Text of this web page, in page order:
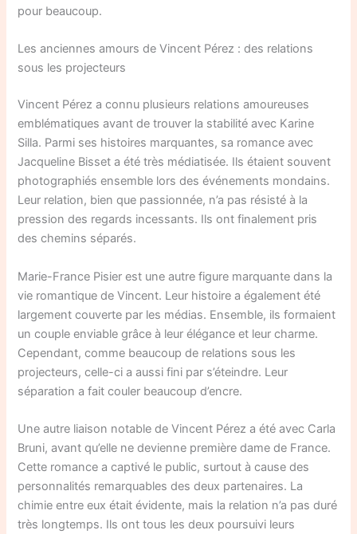
pour beaucoup.
Les anciennes amours de Vincent Pérez : des relations
sous les projecteurs
Vincent Pérez a connu plusieurs relations amoureuses
emblématiques avant de trouver la stabilité avec Karine
Silla. Parmi ses histoires marquantes, sa romance avec
Jacqueline Bisset a été très médiatisée. Ils étaient souvent
photographiés ensemble lors des événements mondains.
Leur relation, bien que passionnée, n’a pas résisté à la
pression des regards incessants. Ils ont finalement pris
des chemins séparés.
Marie-France Pisier est une autre figure marquante dans la
vie romantique de Vincent. Leur histoire a également été
largement couverte par les médias. Ensemble, ils formaient
un couple enviable grâce à leur élégance et leur charme.
Cependant, comme beaucoup de relations sous les
projecteurs, celle-ci a aussi fini par s’éteindre. Leur
séparation a fait couler beaucoup d’encre.
Une autre liaison notable de Vincent Pérez a été avec Carla
Bruni, avant qu’elle ne devienne première dame de France.
Cette romance a captivé le public, surtout à cause des
personnalités remarquables des deux partenaires. La
chimie entre eux était évidente, mais la relation n’a pas duré
très longtemps. Ils ont tous les deux poursuivi leurs